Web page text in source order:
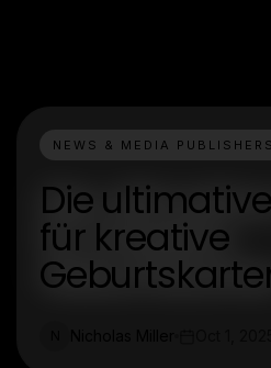
NEWS & MEDIA PUBLISHERS
Die
für kreative